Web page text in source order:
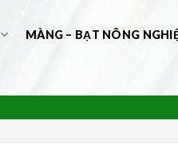
MÀNG – BẠT NÔNG